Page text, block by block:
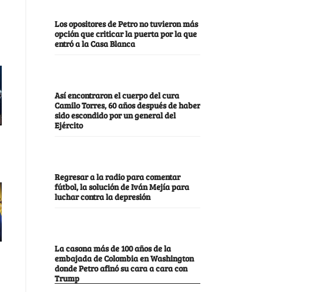
Los opositores de Petro no tuvieron más
opción que criticar la puerta por la que
entró a la Casa Blanca
Así encontraron el cuerpo del cura
Camilo Torres, 60 años después de haber
sido escondido por un general del
Ejército
Regresar a la radio para comentar
fútbol, la solución de Iván Mejía para
luchar contra la depresión
La casona más de 100 años de la
embajada de Colombia en Washington
donde Petro afinó su cara a cara con
Trump